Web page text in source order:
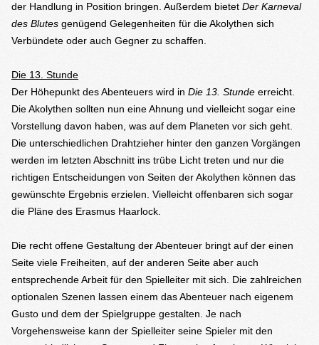
der Handlung in Position bringen. Außerdem bietet Der Karneval
des Blutes genügend Gelegenheiten für die Akolythen sich
Verbündete oder auch Gegner zu schaffen.
Die 13. Stunde
Der Höhepunkt des Abenteuers wird in Die 13. Stunde erreicht.
Die Akolythen sollten nun eine Ahnung und vielleicht sogar eine
Vorstellung davon haben, was auf dem Planeten vor sich geht.
Die unterschiedlichen Drahtzieher hinter den ganzen Vorgängen
werden im letzten Abschnitt ins trübe Licht treten und nur die
richtigen Entscheidungen von Seiten der Akolythen können das
gewünschte Ergebnis erzielen. Vielleicht offenbaren sich sogar
die Pläne des Erasmus Haarlock.
Die recht offene Gestaltung der Abenteuer bringt auf der einen
Seite viele Freiheiten, auf der anderen Seite aber auch
entsprechende Arbeit für den Spielleiter mit sich. Die zahlreichen
optionalen Szenen lassen einem das Abenteuer nach eigenem
Gusto und dem der Spielgruppe gestalten. Je nach
Vorgehensweise kann der Spielleiter seine Spieler mit den